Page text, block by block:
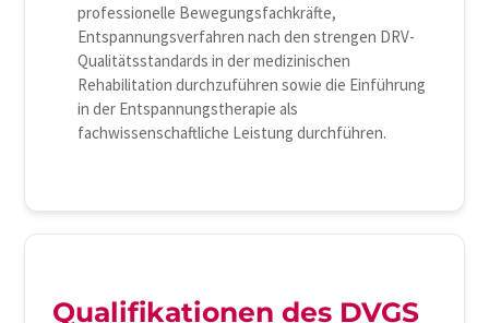
professionelle Bewegungsfachkräfte,
Entspannungsverfahren nach den strengen DRV-
Qualitätsstandards in der medizinischen
Rehabilitation durchzuführen sowie die Einführung
in der Entspannungstherapie als
fachwissenschaftliche Leistung durchführen.
Qualifikationen des DVGS